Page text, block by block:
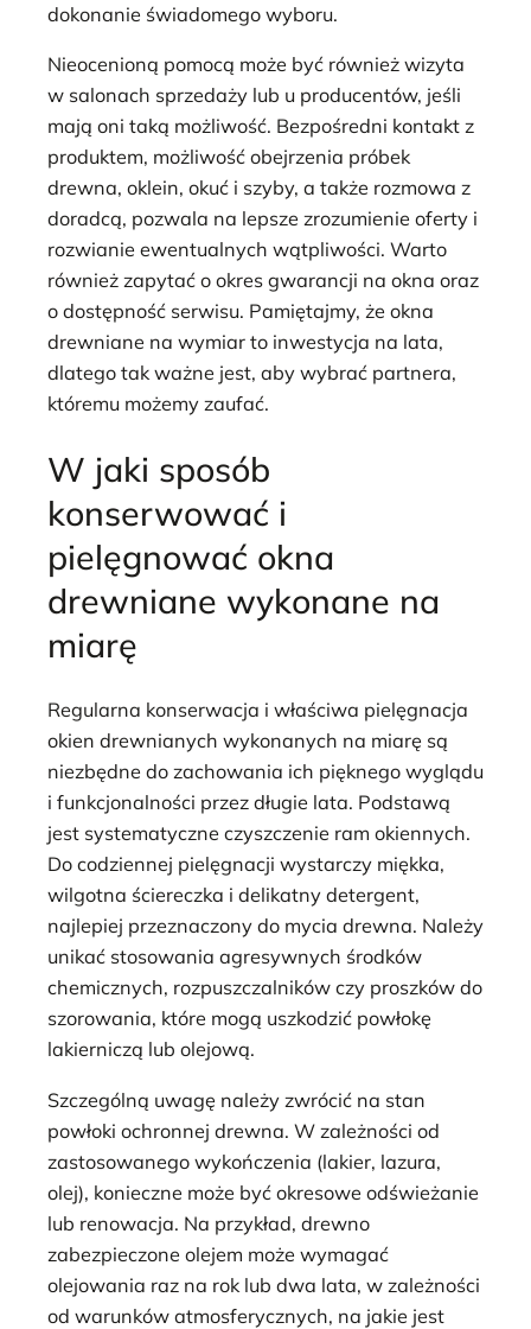
dokonanie świadomego wyboru.
Nieocenioną pomocą może być również wizyta
w salonach sprzedaży lub u producentów, jeśli
mają oni taką możliwość. Bezpośredni kontakt z
produktem, możliwość obejrzenia próbek
drewna, oklein, okuć i szyby, a także rozmowa z
doradcą, pozwala na lepsze zrozumienie oferty i
rozwianie ewentualnych wątpliwości. Warto
również zapytać o okres gwarancji na okna oraz
o dostępność serwisu. Pamiętajmy, że okna
drewniane na wymiar to inwestycja na lata,
dlatego tak ważne jest, aby wybrać partnera,
któremu możemy zaufać.
W jaki sposób
konserwować i
pielęgnować okna
drewniane wykonane na
miarę
Regularna konserwacja i właściwa pielęgnacja
okien drewnianych wykonanych na miarę są
niezbędne do zachowania ich pięknego wyglądu
i funkcjonalności przez długie lata. Podstawą
jest systematyczne czyszczenie ram okiennych.
Do codziennej pielęgnacji wystarczy miękka,
wilgotna ściereczka i delikatny detergent,
najlepiej przeznaczony do mycia drewna. Należy
unikać stosowania agresywnych środków
chemicznych, rozpuszczalników czy proszków do
szorowania, które mogą uszkodzić powłokę
lakierniczą lub olejową.
Szczególną uwagę należy zwrócić na stan
powłoki ochronnej drewna. W zależności od
zastosowanego wykończenia (lakier, lazura,
olej), konieczne może być okresowe odświeżanie
lub renowacja. Na przykład, drewno
zabezpieczone olejem może wymagać
olejowania raz na rok lub dwa lata, w zależności
od warunków atmosferycznych, na jakie jest